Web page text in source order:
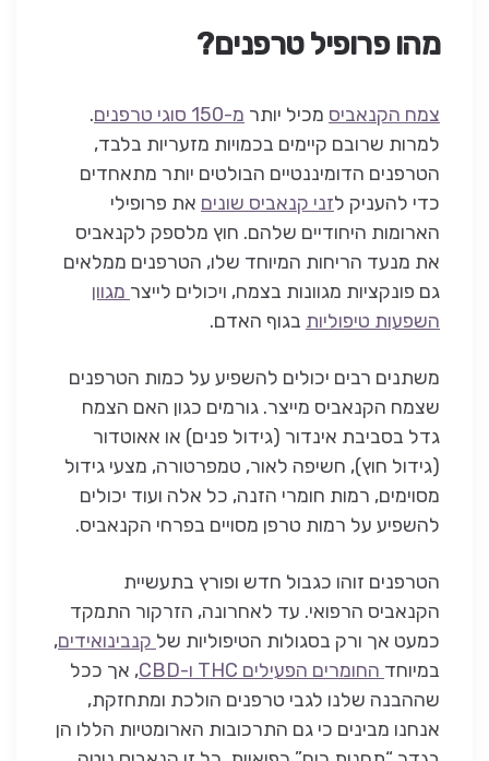
מהו פרופיל טרפנים?
צמח הקנאביס מכיל יותר מ-150 סוגי טרפנים
.
למרות שרובם קיימים בכמויות מזעריות בלבד,
הטרפנים הדומיננטיים הבולטים יותר מתאחדים
כדי להעניק לזני קנאביס שונים את פרופילי
הארומות היחודיים שלהם. חוץ מלספק לקנאביס
את מנעד הריחות המיוחד שלו, הטרפנים ממלאים
גם פונקציות מגוונות בצמח, ויכולים לייצר מגוון
השפעות טיפוליות בגוף האדם.
משתנים רבים יכולים להשפיע על כמות הטרפנים
שצמח הקנאביס מייצר. גורמים כגון האם הצמח
גדל בסביבת אינדור (גידול פנים) או אאוטדור
(גידול חוץ), חשיפה לאור, טמפרטורה, מצעי גידול
מסוימים, רמות חומרי הזנה, כל אלה ועוד יכולים
להשפיע על רמות טרפן מסויים בפרחי הקנאביס.
הטרפנים זוהו כגבול חדש ופורץ בתעשיית
הקנאביס הרפואי. עד לאחרונה, הזרקור התמקד
כמעט אך ורק בסגולות הטיפוליות של קנבינואידים,
במיוחד החומרים הפעילים THC ו-CBD
, אך ככל
שההבנה שלנו לגבי טרפנים הולכת ומתחזקת,
אנחנו מבינים כי גם התרכובות הארומטיות הללו הן